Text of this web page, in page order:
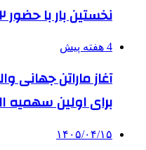
نخستین بار با حضور ۴۲ تیم
4 هفته پیش
آغاز ماراتن جهانی
برای اولین سهمیه
۱۴۰۵/۰۴/۱۵